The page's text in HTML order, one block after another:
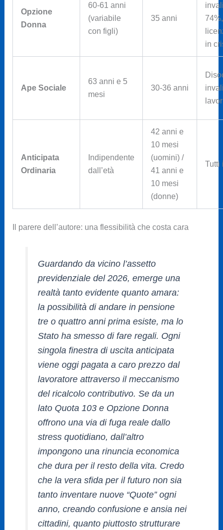
Opzione
Donna
60-61 anni
(variabile
con figli)
35 anni
74%,
in
Ape Sociale
63 anni e 5
mesi
30-36 anni
Anticipata
Ordinaria
Indipendente
dall’età
42 anni e
10 mesi
(uomini) /
41 anni e
10 mesi
(donne)
Tutti
Il parere dell’autore: una flessibilità che costa cara
Guardando da vicino l’assetto
previdenziale del 2026, emerge una
realtà tanto evidente quanto amara:
la possibilità di andare in pensione
tre o quattro anni prima esiste, ma lo
Stato ha smesso di fare regali. Ogni
singola finestra di uscita anticipata
viene oggi pagata a caro prezzo dal
lavoratore attraverso il meccanismo
del ricalcolo contributivo. Se da un
lato Quota 103 e Opzione Donna
offrono una via di fuga reale dallo
stress quotidiano, dall’altro
impongono una rinuncia economica
che dura per il resto della vita. Credo
che la vera sfida per il futuro non sia
tanto inventare nuove “Quote” ogni
anno, creando confusione e ansia nei
cittadini, quanto piuttosto strutturare